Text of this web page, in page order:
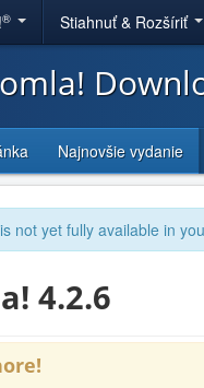
® Stiahnuť & Rozšíriť
Najnovšie vydanie
not yet fully available in
4.2.6